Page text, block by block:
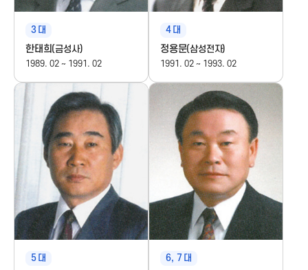
o
e
a
A
s
s
3 대
한태희(금성사)
1989. 02 ~ 1991. 02
4 대
정용문(삼성전자)
1991. 02 ~ 1993. 02
5 대 6, 7 대